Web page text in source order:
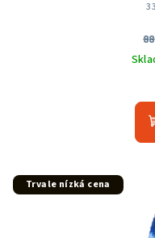
Trvale nízká cena